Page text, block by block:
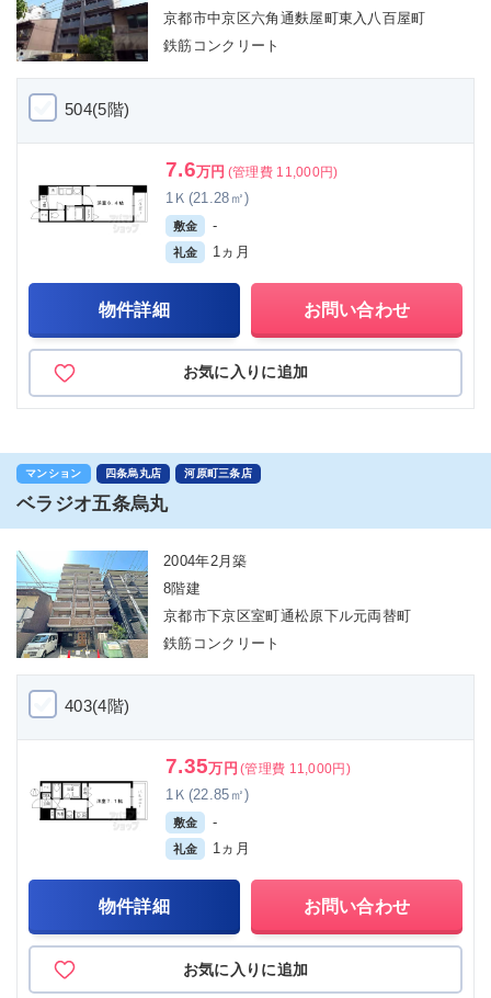
京都市中京区六角通麩屋町東入八百屋町
鉄筋コンクリート
504(5階)
7.6万円 (管理費 11,000円)
1Ｋ(21.28㎡)
敷金 -
礼金 1ヵ月
物件詳細 お問い合わせ
お気に入りに追加
マンション 四条烏丸店 河原町三条店
ベラジオ五条烏丸
2004年2月築
8階建
京都市下京区室町通松原下ル元両替町
鉄筋コンクリート
403(4階)
7.35万円 (管理費 11,000円)
1Ｋ(22.85㎡)
敷金 -
礼金 1ヵ月
物件詳細 お問い合わせ
お気に入りに追加